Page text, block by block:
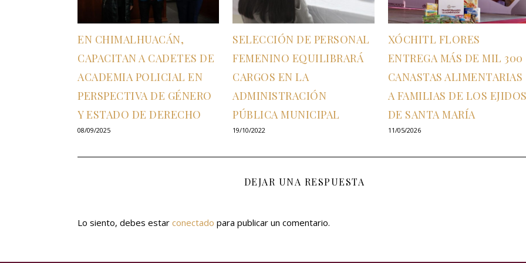
EN CHIMALHUACÁN,
CAPACITAN A CADETES DE
ACADEMIA POLICIAL EN
PERSPECTIVA DE GÉNERO
Y ESTADO DE DERECHO
08/09/2025
SELECCIÓN DE PERSONAL
FEMENINO EQUILIBRARÁ
CARGOS EN LA
ADMINISTRACIÓN
PÚBLICA MUNICIPAL
19/10/2022
XÓCHITL FLORES
ENTREGA MÁS DE MIL 300
CANASTAS ALIMENTARIAS
A FAMILIAS DE LOS
DE SANTA MARÍA
11/05/2026
DEJAR UNA RESPUESTA
Lo siento, debes estar conectado para publicar un comentario.